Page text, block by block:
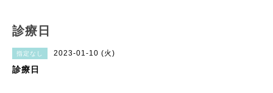
診療日
指定なし 2023-01-10 (火)
診療日